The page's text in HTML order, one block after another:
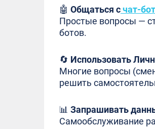
🤖 Общаться счат-
Простые вопросы —
ботов.
🔄 Использовать
Многие вопросы
решить
📊 Запрашивать
Самообслуживание